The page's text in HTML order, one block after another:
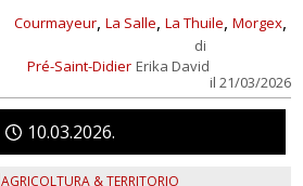
Courmayeur, La Salle, La Thuile, Morgex,
Pré-Saint-Didier
di
Erika David
il 21/03/2026
1003 2026
AGRICOLTURA & TERRITORIO